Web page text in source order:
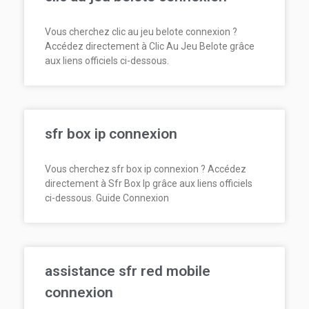
Vous cherchez clic au jeu belote connexion ?
Accédez directement à Clic Au Jeu Belote grâce
aux liens officiels ci-dessous.
sfr box ip connexion
Vous cherchez sfr box ip connexion ? Accédez
directement à Sfr Box Ip grâce aux liens officiels
ci-dessous. Guide Connexion
assistance sfr red mobile
connexion